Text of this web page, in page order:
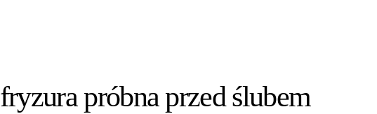
fryzura próbna przed ślubem